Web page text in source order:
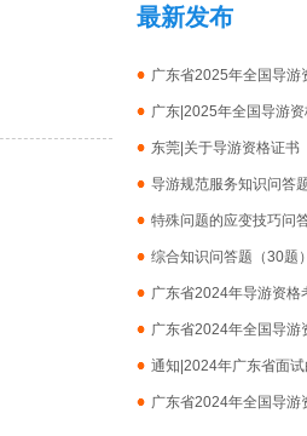
最新发布
广东省2025年全国导游
广东|2025年全国导游
东莞|关于导游资格证书
导游规范服务知识问答
格考试面试考试
特殊问题的应变技巧问
资格考试面试考试
综合知识问答题（30题
试考试
广东省2024年导游资格
广东省2024年全国导游
布 通知|2024年广东省面
备考广东省2024年全国导游